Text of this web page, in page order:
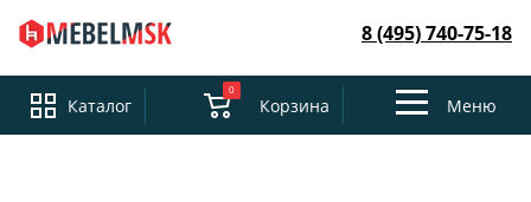
8 (495) 740-75-18
Каталог
0
Корзина
ToggleМеню